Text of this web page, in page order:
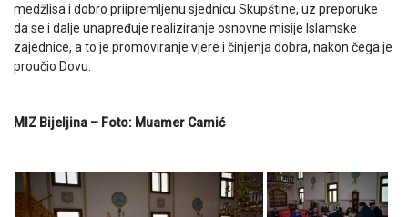
medžlisa i dobro priipremljenu sjednicu Skupštine, uz preporuke
da se i dalje unapređuje realiziranje osnovne misije Islamske
zajednice, a to je promoviranje vjere i činjenja dobra, nakon čega je
proučio Dovu.
MIZ Bijeljina – Foto: Muamer Camić